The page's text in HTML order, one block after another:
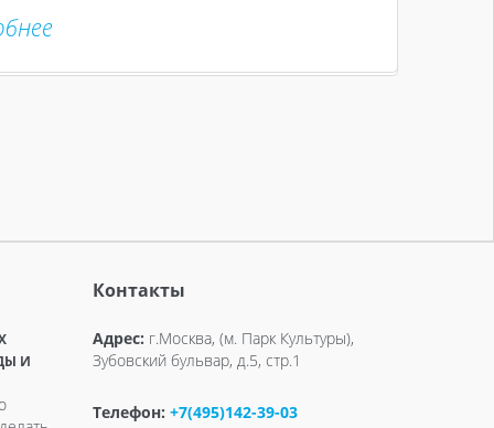
И
Контакты
Адрес: г.Москва, (м. Парк Культуры),
Зубовский бульвар, д.5, стр.1
Телефон: +7(495)142-39-03